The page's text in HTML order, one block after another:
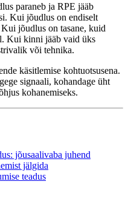
paraneb ja RPE jääb
Kui jõudlus on endiselt
jõudlus on tasane, kuid
Kui kinni jääb vaid üks
või tehnika.
käsitlemise kohtuotsusena.
signaali, kohandage üht
kohanemiseks.
jõusaalivaba juhend
jälgida
teadus